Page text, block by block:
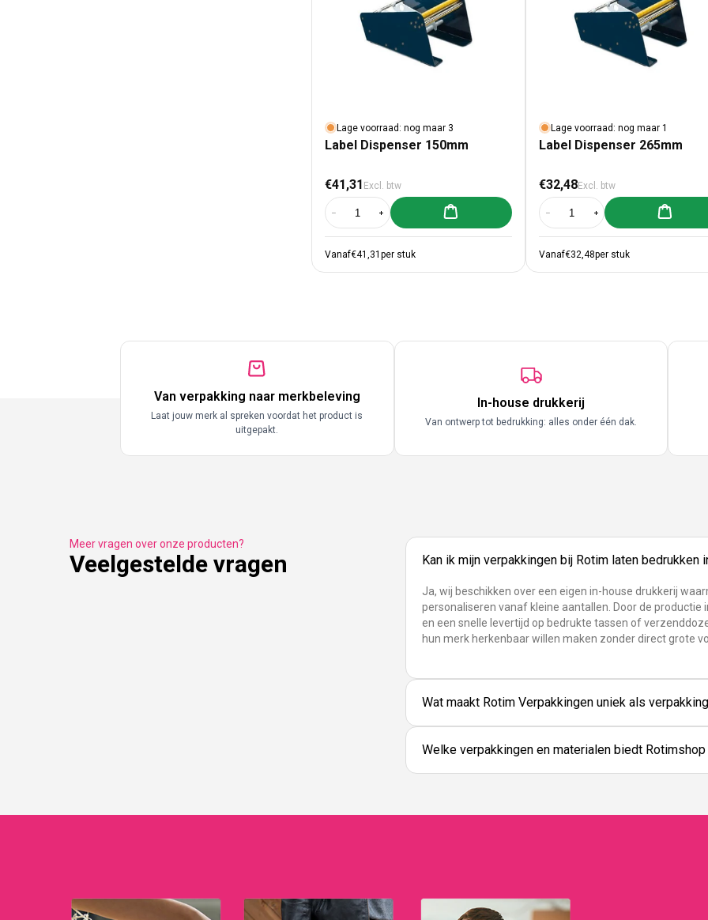
Lage voorraad: nog maar 3
Label Dispenser 150mm
Normale prijs
€41,31 Excl. btw
Aantal verlagen voor Label Dispenser 150mm
Aantal verhogen voor Label Dispenser 150mm
Aan winkelwagen toevoegen
Vanaf€41,31 per stuk
Lage voorraad: nog maar 1
Label Dispenser 265mm
Normale prijs
€32,48Excl. btw
Aantal verlagen voor Label
Aantal verhogen voor
Aan
Vanaf€32,48per stuk
Van verpakking naar merkbeleving
Laat jouw merk al spreken voordat het product is
uitgepakt.
In-house drukkerij
Van ontwerp tot bedrukking: alles onder één dak.
Meer vragen over onze producten?
Veelgestelde vragen Kan ik mijn verpakkingen bij Rotim laten bedrukken
Ja, wij beschikken over een eigen in-house drukkerij
personaliseren vanaf kleine aantallen. Door de
en een snelle levertijd op bedrukte tassen of
hun merk herkenbaar willen maken zonder direct grote
Wat maakt Rotim Verpakkingen uniek als
Welke verpakkingen en materialen biedt Rotimshop